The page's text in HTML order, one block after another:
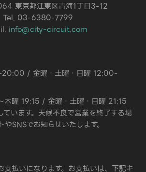
東京都江東区青海1丁目3-12
Tel. 03-6380-7799
info@city-circuit.com
/ 金曜・土曜・日曜 12:00-
曜 19:15 / 金曜・土曜・日曜 21:15
います。天候不良で営業を終了する場
SNSでお知らせいたします。
支払いになります。お支払いは、下記キ